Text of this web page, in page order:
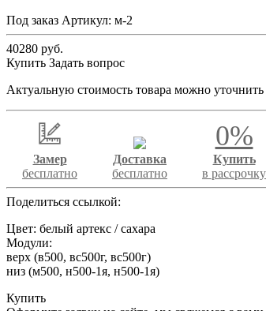
Под заказ Артикул: м-2
40280 руб.
Купить Задать вопрос
Актуальную стоимость товара можно
Замер
бесплатно
Доставка
бесплатно
0%
Купить
в рассрочку
Поделиться ссылкой:
Цвет: белый артекс / сахара
Модули:
верх (в500, вс500г, вс500г)
низ (м500, н500-1я, н500-1я)
Купить